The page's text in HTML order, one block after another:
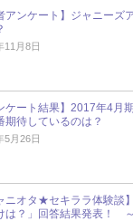
アンケート】ジャニーズ
11月8日
ケート結果】2017年4月
期待しているのは？
5月26日
ニオタ★セキララ体験談
は？」回答結果発表！